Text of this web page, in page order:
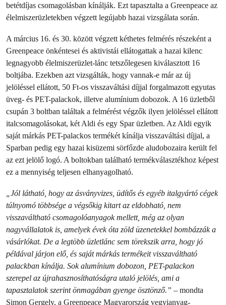
betétdíjas csomagolásban kínálják. Ezt tapasztalta a Greenpeace az
élelmiszerüzletekben végzett legújabb hazai vizsgálata során.
A március 16. és 30. között végzett kéthetes felmérés részeként a
Greenpeace önkéntesei és aktivistái ellátogattak a hazai kilenc
legnagyobb élelmiszerüzlet-lánc tetszőlegesen kiválasztott 16
boltjába. Ezekben azt vizsgálták, hogy vannak-e már az új
jelöléssel ellátott, 50 Ft-os visszaváltási díjjal forgalmazott egyutas
üveg- és PET-palackok, illetve alumínium dobozok. A 16 üzletből
csupán 3 boltban találtak a felmérést végzők ilyen jelöléssel ellátott
italcsomagolásokat, két Aldi és egy Spar üzletben. Az Aldi egyik
saját márkás PET-palackos termékét kínálja visszaváltási díjjal, a
Sparban pedig egy hazai kisüzemi sörfőzde aludobozaira került fel
az ezt jelölő logó. A boltokban található termékválasztékhoz képest
ez a mennyiség teljesen elhanyagolható.
„Jól látható, hogy az ásványvizes, üdítős és egyéb italgyártó cégek
túlnyomó többsége a végsőkig kitart az eldobható, nem
visszaváltható csomagolóanyagok mellett, még az olyan
nagyvállalatok is, amelyek évek óta zöld üzenetekkel bombázzák a
vásárlókat. De a legtöbb üzletlánc sem törekszik arra, hogy jó
példával járjon elő, és saját márkás termékeit visszaváltható
palackban kínálja. Sok alumínium dobozon, PET-palackon
szerepel az újrahasznosíthatóságra utaló jelölés, ami a
tapasztalatok szerint önmagában gyenge ösztönző.” – mondta
Simon Gergely, a Greenpeace Magyarország vegyianyag-